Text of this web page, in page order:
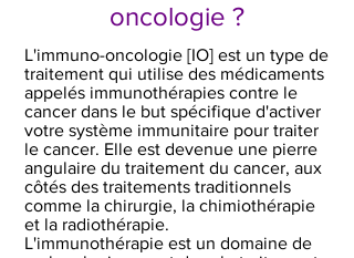
oncologie ?
L'immuno-oncologie [IO] est un type de
traitement qui utilise des médicaments
appelés immunothérapies contre le
cancer dans le but spécifique d'activer
votre système immunitaire pour traiter
le cancer. Elle est devenue une pierre
angulaire du traitement du cancer, aux
côtés des traitements traditionnels
comme la chirurgie, la chimiothérapie
et la radiothérapie.
L'immunothérapie est un domaine de